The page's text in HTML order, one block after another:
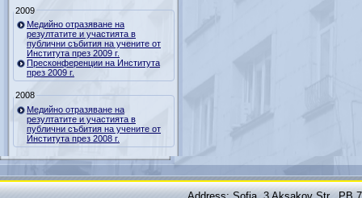
2009
Медийно отразяване на
резултатите и участията в
публични събития на учените от
Института през 2009 г.
Пресконференции на Института
през 2009 г.
2008
Медийно отразяване на
резултатите и участията в
публични събития на учените от
Института през 2008 г.
Address: Sofia, 3 Aksakov Str., PB